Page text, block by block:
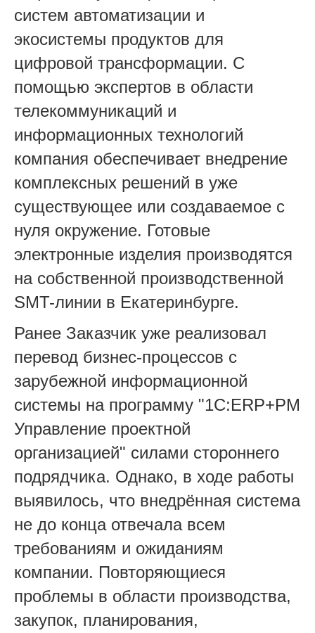
систем автоматизации и
экосистемы продуктов для
цифровой трансформации. С
помощью экспертов в области
телекоммуникаций и
информационных технологий
компания обеспечивает внедрение
комплексных решений в уже
существующее или создаваемое с
нуля окружение. Готовые
электронные изделия производятся
на собственной производственной
SMT-линии в Екатеринбурге.
Ранее Заказчик уже реализовал
перевод бизнес-процессов с
зарубежной информационной
системы на программу "1С:ERP+PM
Управление проектной
организацией" силами стороннего
подрядчика. Однако, в ходе работы
выявилось, что внедрённая система
не до конца отвечала всем
требованиям и ожиданиям
компании. Повторяющиеся
проблемы в области производства,
закупок, планирования,